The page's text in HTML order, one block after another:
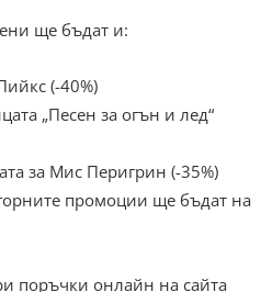
ще бъдат и:
(-40%)
„Песен за огън и лед“
за Мис Перигрин (-35%)
промоции ще бъдат на
поръчки онлайн на сайта